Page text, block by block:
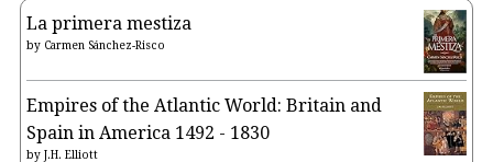
La primera mestiza
by Carmen Sánchez-Risco
Empires of the Atlantic World: Britain and
Spain in America 1492 - 1830
by J.H. Elliott